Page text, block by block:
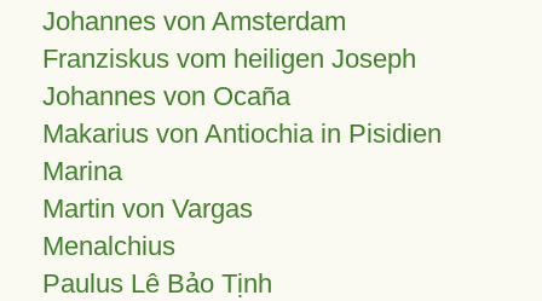
Johannes von Amsterdam
Franziskus vom heiligen Joseph
Johannes von Ocaña
Makarius von Antiochia in Pisidien
Marina
Martin von Vargas
Menalchius
Paulus Lê Bảo Tịnh